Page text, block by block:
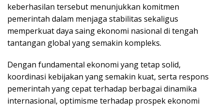
keberhasilan tersebut menunjukkan komitmen
pemerintah dalam menjaga stabilitas sekaligus
memperkuat daya saing ekonomi nasional di tengah
tantangan global yang semakin kompleks.
Dengan fundamental ekonomi yang tetap solid,
koordinasi kebijakan yang semakin kuat, serta respons
pemerintah yang cepat terhadap berbagai dinamika
internasional, optimisme terhadap prospek ekonomi